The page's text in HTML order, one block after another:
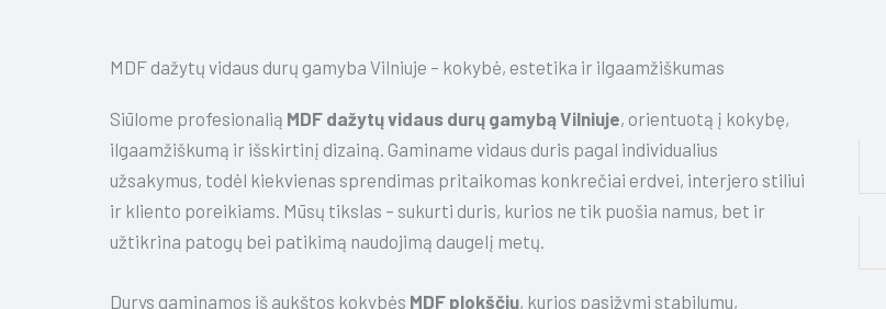
MDF dažytų vidaus durų gamyba Vilniuje – kokybė, estetika ir ilgaamžiškumas
Siūlome profesionalią MDF dažytų vidaus durų gamybą Vilniuje, orientuotą į kokybę,
ilgaamžiškumą ir išskirtinį dizainą. Gaminame vidaus duris pagal individualius
užsakymus, todėl kiekvienas sprendimas pritaikomas konkrečiai erdvei, interjero stiliui
ir kliento poreikiams. Mūsų tikslas – sukurti duris, kurios ne tik puošia namus, bet ir
užtikrina patogų bei patikimą naudojimą daugelį metų.
Durys gaminamos iš aukštos kokybės MDF plokščių, kurios pasižymi stabilumu,